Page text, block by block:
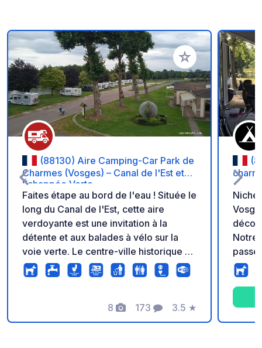
Ajouter à vos
(88130) Aire Camping-Car Park de
Charmes (Vosges) – Canal de l'Est et
Échappée Verte
Faites étape au bord de l'eau ! Située le
long du Canal de l'Est, cette aire
verdoyante est une invitation à la
détente et aux balades à vélo sur la
voie verte. Le centre-ville historique de
Charmes et ses petits commerces sont
accessibles en quelques minutes à
modernes : emplacements spacieux et
stabilisés, branchements électriques
8
Photos
173
Commentaires
3.5
Note
★
Niché
Notre
end
Charmes. Situé le